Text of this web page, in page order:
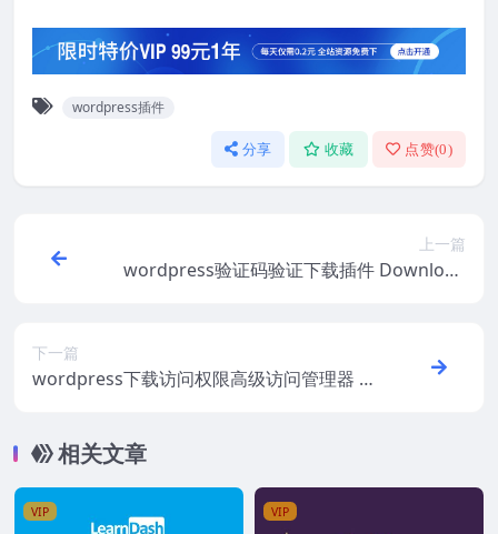
wordpress插件
分享 收藏 点赞(0)
上一篇
wordpress验证码验证下载插件 Download
下一篇
wordpress下载访问权限高级访问管理器 D
相关文章
VIP VIP